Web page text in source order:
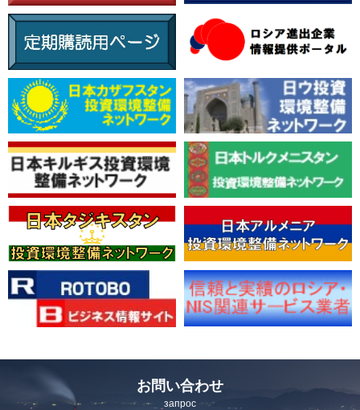
お問い合わせ
запрос